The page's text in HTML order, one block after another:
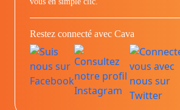
Restez connecté avec Cava